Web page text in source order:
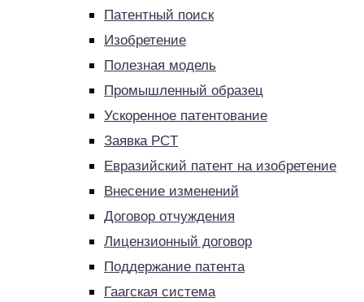
Патентный поиск
Изобретение
Полезная модель
Промышленный образец
Ускоренное патентование
Заявка PCT
Евразийский патент на изобретение
Внесение изменений
Договор отчуждения
Лицензионный договор
Поддержание патента
Гаагская система